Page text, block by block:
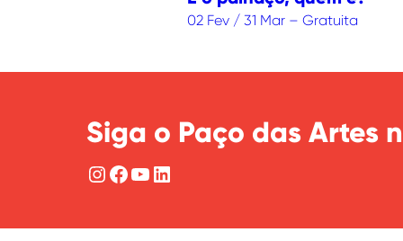
02 Fev / 31 Mar – Gratuita
Siga o Paço das Artes
Instagram
Facebook
YouTube
LinkedIn